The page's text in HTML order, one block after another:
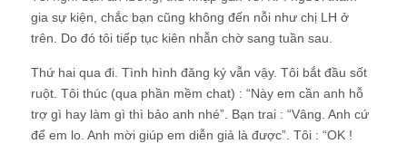
gia sự kiện, chắc bạn cũng không đến nỗi như chị LH ở
trên. Do đó tôi tiếp tục kiên nhẫn chờ sang tuần sau.
Thứ hai qua đi. Tình hình đăng ký vẫn vậy. Tôi bắt đầu sốt
ruột. Tôi thúc (qua phần mềm chat) : “Này em cần anh hỗ
trợ gì hay làm gì thì bảo anh nhé”. Bạn trai : “Vâng. Anh cứ
để em lo. Anh mời giúp em diễn giả là được”. Tôi : “OK !